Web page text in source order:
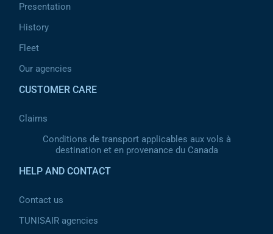
Presentation
History
Fleet
Our agencies
CUSTOMER CARE
Claims
Conditions de transport applicables aux vols à
destination et en provenance du Canada
HELP AND CONTACT
Contact us
TUNISAIR agencies